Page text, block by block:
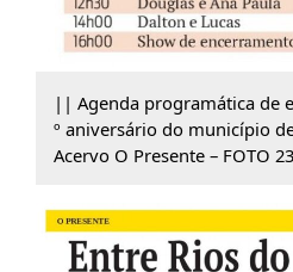
|| Agenda programática de
º aniversário do município
Acervo O Presente – FOTO